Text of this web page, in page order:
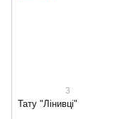
3
Тату "Лінивці"